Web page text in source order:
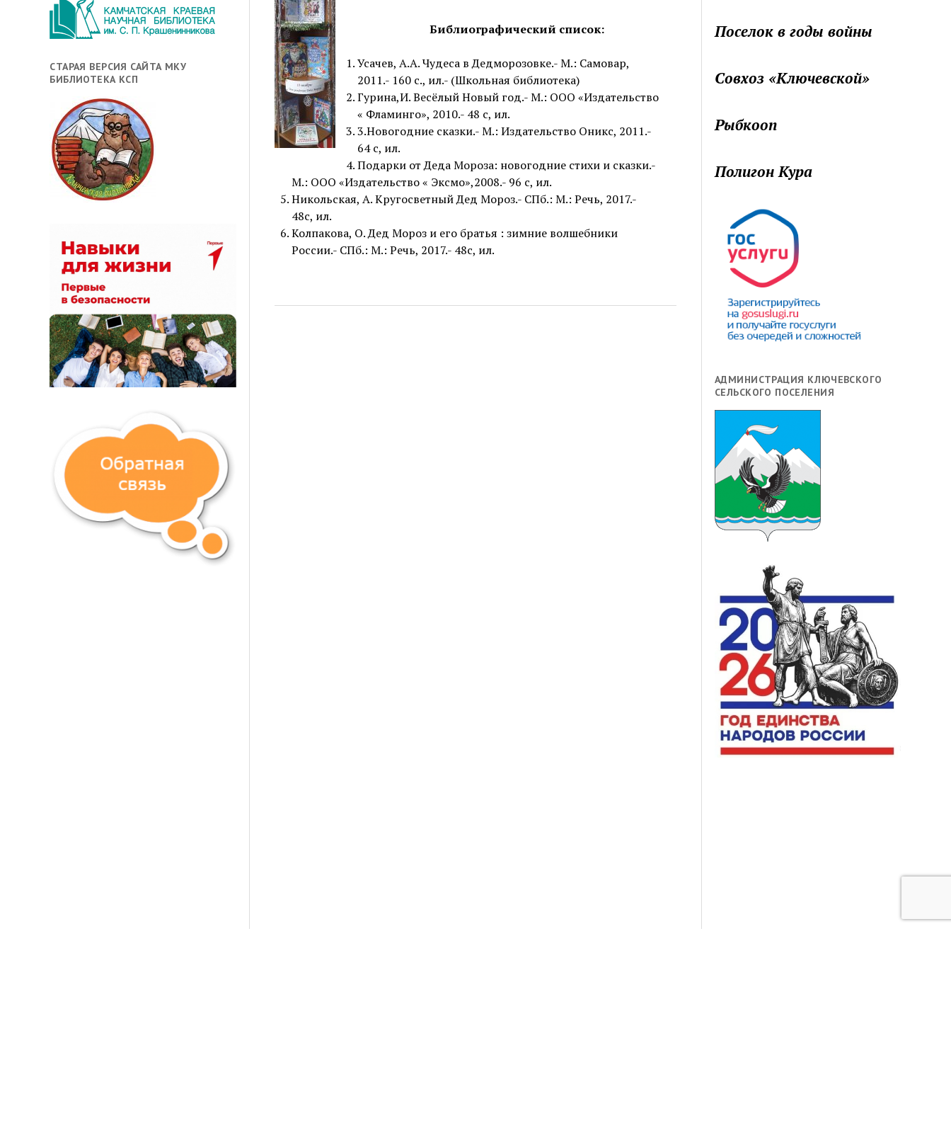
СТАРАЯ ВЕРСИЯ САЙТА МКУ
БИБЛИОТЕКА КСП
Библиографический список:
Усачев, А.А. Чудеса в Дедморозовке.- М.: Самовар,
2011.- 160 с., ил.- (Школьная библиотека)
Гурина,И. Весёлый Новый год.- М.: ООО «Издательство
« Фламинго», 2010.- 48 с, ил.
3.Новогодние сказки.- М.: Издательство Оникс, 2011.-
64 с, ил.
Подарки от Деда Мороза: новогодние стихи и сказки.-
М.: ООО «Издательство « Эксмо»,2008.- 96 с, ил.
Никольская, А. Кругосветный Дед Мороз.- СПб.: М.: Речь, 2017.-
48с, ил.
Колпакова, О. Дед Мороз и его братья : зимние волшебники
России.- СПб.: М.: Речь, 2017.- 48с, ил.
Поселок в годы войны
Совхоз «Ключевской»
Рыбкооп
Полигон Кура
АДМИНИСТРАЦИЯ КЛЮЧЕВСКОГО
СЕЛЬСКОГО ПОСЕЛЕНИЯ